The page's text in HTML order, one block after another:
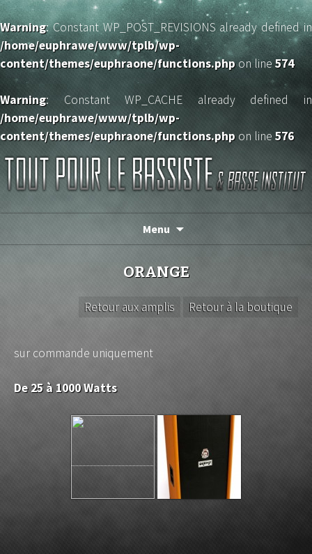
Warning: Constant WP_POST_REVISIONS already defined in
/home/euphrawe/www/tplb/wp-
content/themes/euphraone/functions.phpon line 574
Warning: Constant WP_CACHE already defined in
/home/euphrawe/www/tplb/wp-
content/themes/euphraone/functions.php on line 576
TOUT POUR LE BASSISTE
Menu
ORANGE
Retour à la boutique
Retour aux amplis
sur commande uniquement
De 25 à 1000 Watts